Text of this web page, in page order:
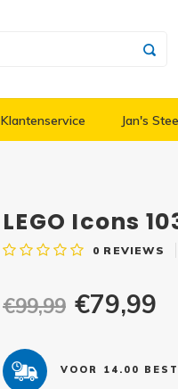
Klantenservice Jan's
LEGO Icons
0 REVIEWS
€99,99 €79,99
VOOR 14.00